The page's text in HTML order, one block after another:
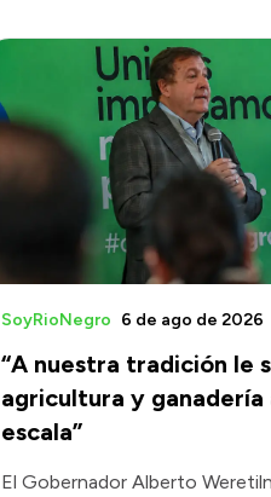
“A nuestra tradición le
agricultura y ganadería
escala”
SoyRioNegro 6 de ago de 2026
El Gobernador Alberto